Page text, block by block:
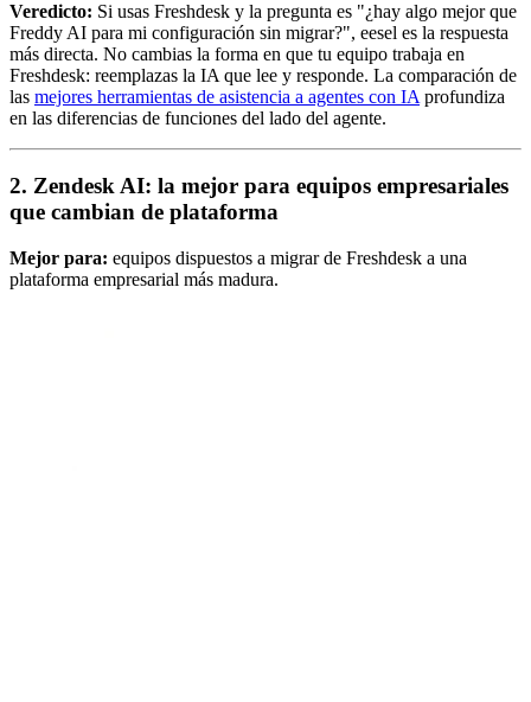
Veredicto: Si usas Freshdesk y la pregunta es "¿hay algo mejor que
Freddy AI para mi configuración sin migrar?", eesel es la respuesta
más directa. No cambias la forma en que tu equipo trabaja en
Freshdesk: reemplazas la IA que lee y responde. La comparación de
las mejores herramientas de asistencia a agentes con IA profundiza
en las diferencias de funciones del lado del agente.
2. Zendesk AI: la mejor para equipos empresariales
que cambian de plataforma
Mejor para: equipos dispuestos a migrar de Freshdesk a una
plataforma empresarial más madura.